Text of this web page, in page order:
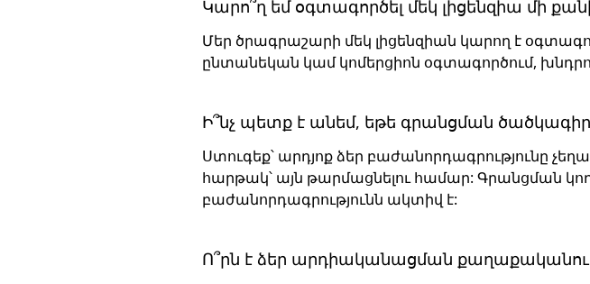
Կարո՞ղ եմ օգտագործել մեկ լիցենզիա մի
Մեր ծրագրաշարի մեկ լիցենզիան կարող է
ընտանեկան կամ կոմերցիոն օգտագործում,
Ի՞նչ պետք է անեմ, եթե գրանցման
Ստուգեք՝ արդյոք ձեր բաժանորդագրությունը
հարթակ՝ այն թարմացնելու համար: Գրանցման
բաժանորդագրությունն ակտիվ է:
Ո՞րն է ձեր արդիականացման